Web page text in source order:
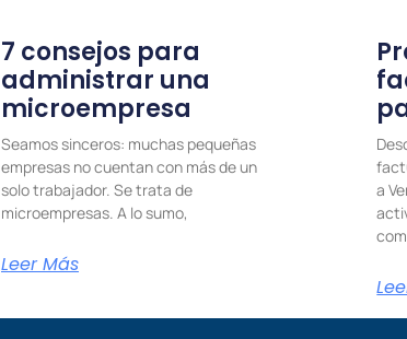
7 consejos para
administrar una
microempresa
Seamos sinceros: muchas pequeñas
empresas no cuentan con más de un
solo trabajador. Se trata de
microempresas. A lo sumo,
Leer Más
a